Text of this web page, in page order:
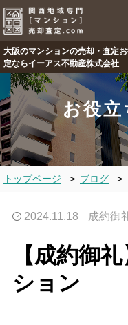
大阪のマンションの売却・査定
定ならイーアス不動産株式会社
お役
トップページ > ブログ >
2024.11.18 成約御
【成約御
ション